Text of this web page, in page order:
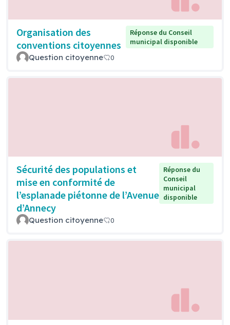
Organisation des
conventions citoyennes
Réponse du Conseil
municipal disponible
Question citoyenne 0
Sécurité des populations et
mise en conformité de
l’esplanade piétonne de l’Avenue
d’Annecy
Réponse du
Conseil
municipal
disponible
Question citoyenne 0